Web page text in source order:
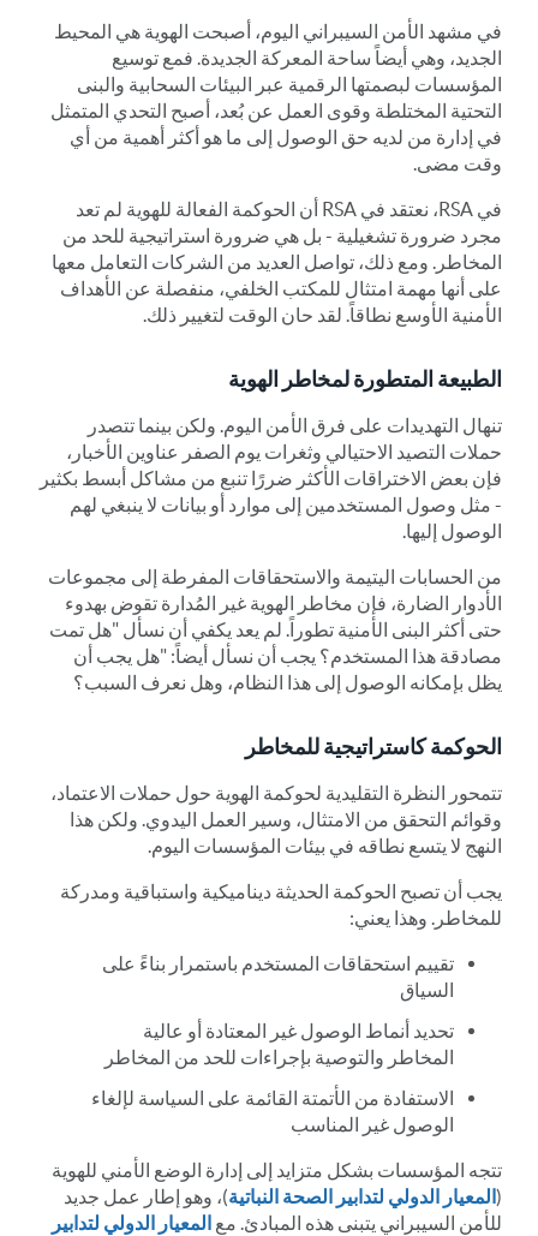
في مشهد الأمن السيبراني اليوم، أصبحت الهوية هي المحيط
الجديد، وهي أيضاً ساحة المعركة الجديدة. فمع توسيع
المؤسسات لبصمتها الرقمية عبر البيئات السحابية والبنى
التحتية المختلطة وقوى العمل عن بُعد، أصبح التحدي المتمثل
في إدارة من لديه حق الوصول إلى ما هو أكثر أهمية من أي
وقت مضى.
في RSA، نعتقد في RSA أن الحوكمة الفعالة للهوية لم تعد
مجرد ضرورة تشغيلية - بل هي ضرورة استراتيجية للحد من
المخاطر. ومع ذلك، تواصل العديد من الشركات التعامل معها
على أنها مهمة امتثال للمكتب الخلفي، منفصلة عن الأهداف
الأمنية الأوسع نطاقاً. لقد حان الوقت لتغيير ذلك.
الطبيعة المتطورة لمخاطر الهوية
تنهال التهديدات على فرق الأمن اليوم. ولكن بينما تتصدر
حملات التصيد الاحتيالي وثغرات يوم الصفر عناوين الأخبار،
فإن بعض الاختراقات الأكثر ضررًا تنبع من مشاكل أبسط بكثير
- مثل وصول المستخدمين إلى موارد أو بيانات لا ينبغي لهم
الوصول إليها.
من الحسابات اليتيمة والاستحقاقات المفرطة إلى مجموعات
الأدوار الضارة، فإن مخاطر الهوية غير المُدارة تقوض بهدوء
حتى أكثر البنى الأمنية تطوراً. لم يعد يكفي أن نسأل "هل تمت
مصادقة هذا المستخدم؟ يجب أن نسأل أيضاً: "هل يجب أن
يظل بإمكانه الوصول إلى هذا النظام، وهل نعرف السبب؟
الحوكمة كاستراتيجية للمخاطر
تتمحور النظرة التقليدية لحوكمة الهوية حول حملات الاعتماد،
وقوائم التحقق من الامتثال، وسير العمل اليدوي. ولكن هذا
النهج لا يتسع نطاقه في بيئات المؤسسات اليوم.
يجب أن تصبح الحوكمة الحديثة ديناميكية واستباقية ومدركة
للمخاطر. وهذا يعني:
تقييم استحقاقات المستخدم باستمرار بناءً على
السياق
تحديد أنماط الوصول غير المعتادة أو عالية
المخاطر والتوصية بإجراءات للحد من المخاطر
الاستفادة من الأتمتة القائمة على السياسة لإلغاء
الوصول غير المناسب
تتجه المؤسسات بشكل متزايد إلى إدارة الوضع الأمني للهوية
(المعيار الدولي لتدابير الصحة النباتية)، وهو إطار عمل جديد
للأمن السيبراني يتبنى هذه المبادئ. مع المعيار الدولي لتدابير